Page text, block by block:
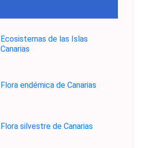
Ecosistemas de las Islas
Canarias
Flora endémica de Canarias
Flora silvestre de Canarias